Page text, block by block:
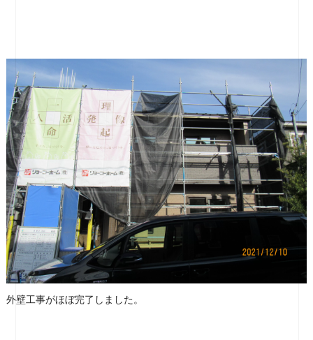
外壁工事がほぼ完了しました。